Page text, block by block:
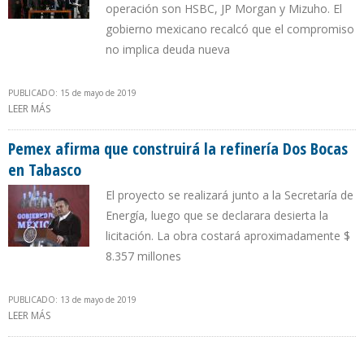
operación son HSBC, JP Morgan y Mizuho. El
gobierno mexicano recalcó que el compromiso
no implica deuda nueva
PUBLICADO: 15 de mayo de 2019
LEER MÁS
Pemex afirma que construirá la refinería Dos Bocas
en Tabasco
El proyecto se realizará junto a la Secretaría de
Energía, luego que se declarara desierta la
licitación. La obra costará aproximadamente $
8.357 millones
PUBLICADO: 13 de mayo de 2019
LEER MÁS